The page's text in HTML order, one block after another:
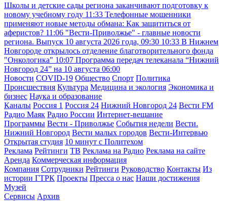
Школы и детские сады региона заканчивают подготовку к
новому учебному году 11:33 Телефонные мошенники
применяют новые методы обмана: Как защититься от
аферистов? 11:06 "Вести-Приволжье" - главные новости
региона. Выпуск 10 августа 2026 года, 09:30 10:33 В Нижнем
Новгороде открылось отделение благотворительного фонда
"Онкологика" 10:07 Программа передач телеканала “Нижний
Новгород 24” на 10 августа 06:00
Новости COVID-19 Общество Спорт Политика
Происшествия Культура Медицина и экология Экономика и
бизнес Наука и образование
Каналы Россия 1 Россия 24 Нижний Новгород 24 Вести FM
Радио Маяк Радио России Интернет-вещание
Программы Вести - Приволжье События недели Вести.
Нижний Новгород Вести малых городов Вести-Интервью
Открытая студия 10 минут с Политехом
Реклама Рейтинги ТВ Реклама на Радио Реклама на сайте
Аренда Коммерческая информация
Компания Сотрудники Рейтинги Руководство Контакты Из
истории ГТРК Проекты Пресса о нас Наши достижения
Музей
Сервисы Архив